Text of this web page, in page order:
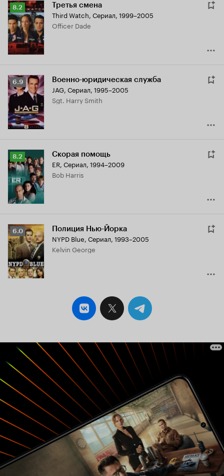
Рейтинг
Кинопоиска
8.2
8.2 Третья смена
Third Watch, Сериал, 1999–2005
Officer Dade
Рейтинг
Кинопоиска
6.9 Военно-юридическая служба
JAG, Сериал, 1995–2005
Sgt. Harry Smith
Рейтинг
Кинопоиска
8.2
8.2 Скорая помощь
ER, Сериал, 1994–2009
Bob Harris
Рейтинг
Кинопоиска
6.0
6.0 Полиция Нью-Йорка
NYPD Blue, Сериал, 1993–2005
Kelvin George